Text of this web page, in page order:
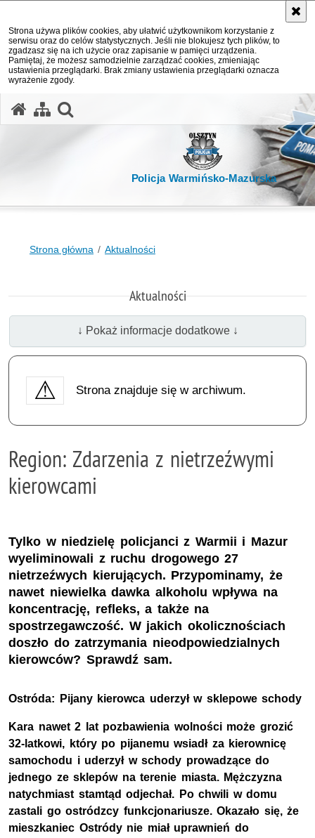
Strona używa plików cookies, aby ułatwić użytkownikom korzystanie z
serwisu oraz do celów statystycznych. Jeśli nie blokujesz tych plików, to
zgadzasz się na ich użycie oraz zapisanie w pamięci urządzenia.
Pamiętaj, że możesz samodzielnie zarządzać cookies, zmieniając
ustawienia przeglądarki. Brak zmiany ustawienia przeglądarki oznacza
wyrażenie zgody.
Policja Warmińsko-Mazurska
Strona główna Aktualności
Aktualności
↓ Pokaż informacje dodatkowe ↓
Strona znajduje się w archiwum.
Region: Zdarzenia z nietrzeźwymi
kierowcami
Tylko w niedzielę policjanci z Warmii i Mazur
wyeliminowali z ruchu drogowego 27
nietrzeźwych kierujących. Przypominamy, że
nawet niewielka dawka alkoholu wpływa na
koncentrację, refleks, a także na
spostrzegawczość. W jakich okolicznościach
doszło do zatrzymania nieodpowiedzialnych
kierowców? Sprawdź sam.
Ostróda: Pijany kierowca uderzył w sklepowe schody
Kara nawet 2 lat pozbawienia wolności może grozić
32-latkowi, który po pijanemu wsiadł za kierownicę
samochodu i uderzył w schody prowadzące do
jednego ze sklepów na terenie miasta. Mężczyzna
natychmiast stamtąd odjechał. Po chwili w domu
zastali go ostródzcy funkcjonariusze. Okazało się, że
mieszkaniec Ostródy nie miał uprawnień do